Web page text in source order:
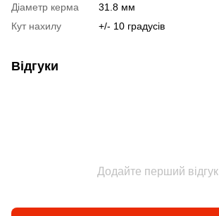
Діаметр керма
31.8 мм
Кут нахилу
+/- 10 градусів
Відгуки
Додайте перший відгук